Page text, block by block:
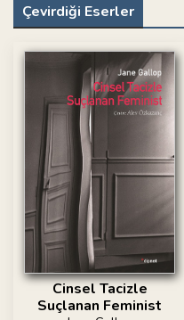
Çevirdiği Eserler
Cinsel Tacizle
Suçlanan Feminist